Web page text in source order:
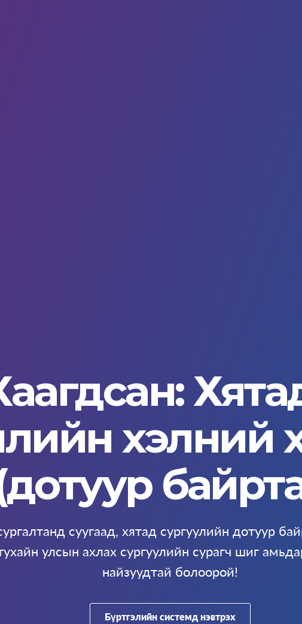
хэлний
суугаад, хятад сургуулийн дотуур
улсын ахлах сургуулийн сурагч шиг
найзуудтай болоорой!
Бүртгэлийн системд нэвтрэх